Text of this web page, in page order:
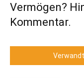
Vermögen?
Kommentar.